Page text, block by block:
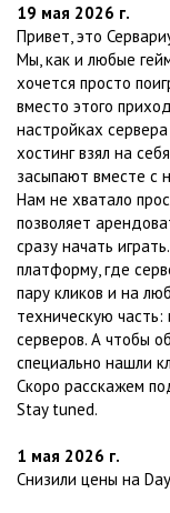
19 мая 2026 г.
Привет, это
Мы, как и любые
хочется просто
вместо этого
настройках
хостинг взял на
засыпают вместе с
Нам не хватало
позволяет
сразу начать
платформу, где
пару кликов и на
техническую
серверов. А чтобы
специально нашли
Скоро расскажем
Stay tuned.
1 мая 2026 г.
Снизили цены на